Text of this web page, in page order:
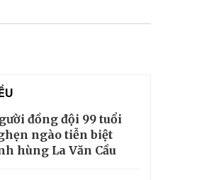
đồng đội 99 tuổi
ngào tiễn biệt
hùng La Văn Cầu